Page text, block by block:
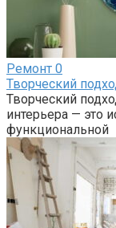
Ремонт 0
Творческий
Творческий
интерьера — это
функциональной